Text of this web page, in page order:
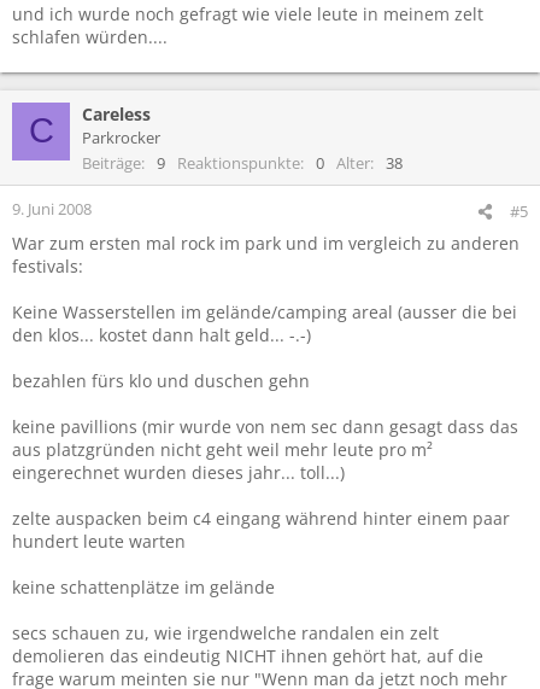
und ich wurde noch gefragt wie viele leute in meinem zelt
schlafen würden....
C Careless
Parkrocker
Beiträge
9 Reaktionspunkte 0 Alter 38
9. Juni 2008 #5
War zum ersten mal rock im park und im vergleich zu anderen
festivals:
Keine Wasserstellen im gelände/camping areal (ausser die bei
den klos... kostet dann halt geld... -.-)
bezahlen fürs klo und duschen gehn
keine pavillions (mir wurde von nem sec dann gesagt dass das
aus platzgründen nicht geht weil mehr leute pro m²
eingerechnet wurden dieses jahr... toll...)
zelte auspacken beim c4 eingang während hinter einem paar
hundert leute warten
keine schattenplätze im gelände
secs schauen zu, wie irgendwelche randalen ein zelt
demolieren das eindeutig NICHT ihnen gehört hat, auf die
frage warum meinten sie nur "Wenn man da jetzt noch mehr